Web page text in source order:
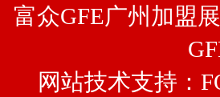
富众GFE广州加盟展
网站技术支持：